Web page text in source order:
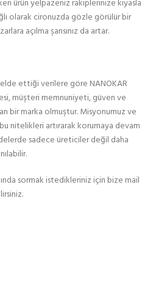
ürün yelpazeniz rakiplerinize kıyasla
olarak cironuzda gözle görülür bir
açılma şansınız da artar.
elde ettiği verilere göre NANOKAR
müşteri memnuniyeti, güven ve
bir marka olmuştur. Misyonumuz ve
nitelikleri artırarak korumaya devam
sadece üreticiler değil daha
sormak istedikleriniz için bize mail